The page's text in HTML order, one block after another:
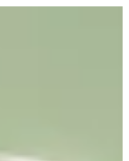
سبرايت | كرك ستيشن